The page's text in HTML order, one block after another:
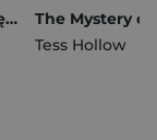
Twórczość dziecięca na zajęciach z języka angielskiego w przedszkolu
Tess Hollow